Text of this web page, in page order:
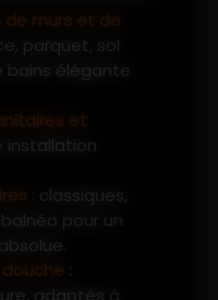
parquet, sol
bains élégante
installation
: classiques,
pour un
:
adaptés à